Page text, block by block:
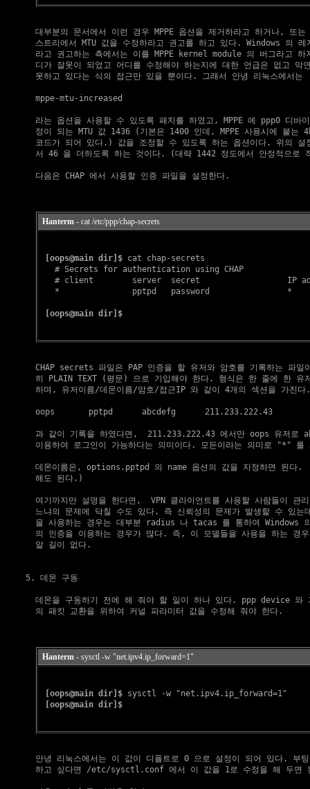
대부분의 문서에서 이런 경우 MPPE 옵션을 제거하라고 하거나, 또
스트리에서 MTU 값을 수정하라고 권고를 하고 있다. Windows 의 레
라고 권고하는 측에서는 이를 MPPE kernel module 의 버그라고 하
디가 잘못이 되었고 어디를 수정해야 하는지에 대한 언급은 없고 막
    못하고 있다는 식의 접근만 있을 뿐이다. 그래서 안녕 리눅스에서는
    mppe-mtu-increased
라는 옵션을 사용할 수 있도록 패치를 하였고, MPPE 에 ppp0 디바
정이 되는 MTU 값 1436 (기본은 1400 인데, MPPE 사용시에 붙는
코드가 되어 있다.) 값을 조정할 수 있도록 하는 옵션이다. 위의 설
서 46 을 더하도록 하는 것이다. (대략 1442 정도에서 안정적으로
    다음은 CHAP 에서 사용할 인증 파일을 설정한다.
Hanterm- cat /etc/ppp/chap-secrets
[oops@main dir]$ cat chap-secrets
   # Secrets for authentication using CHAP
# client        server  secret                  IP
   *               pptpd   password                *
[oops@main dir]$
CHAP secrets 파일은 PAP 인증을 할 유저와 암호를 기록하는 파일
히 PLAIN TEXT (평문) 으로 기입해야 한다. 형식은 한 줄에 한 유
하며, 유저이름/데몬이름/암호/접근IP 와 같이 4개의 섹션을 가진다
    oops       pptpd      abcdefg      211.233.222.43
과 같이 기록을 하였다면,  211.233.222.43 에서만 oops 유저로
이용하여 로그인이 가능하다는 의미이다. 모든이라는 의미로 "*" 를
데몬이름은, options.pptpd 의 name 옵션의 값을 지정하면 된다.
    해도 된다.)
여기까지만 설명을 한다면,  VPN 클라이언트를 사용할 사람들이 관
느냐의 문제에 닥칠 수도 있다. 즉 신뢰성의 문제가 발생할 수 있
을 사용하는 경우는 대부분 radius 나 tacas 를 통하여 Windows
의 인증을 이용하는 경우가 많다. 즉, 이 모델들을 사용을 하는 경
    알 길이 없다.
5. 데몬 구동
데몬을 구동하기 전에 해 줘야 할 일이 하나 있다. ppp device 와
    의 패킷 교환을 위하여 커널 파라미터 값을 수정해 줘야 한다.
Hanterm- sysctl -w "net.ipv4.ip_forward=1"
[oops@main dir]$ sysctl -w "net.ipv4.ip_forward=1"
[oops@main dir]$
안녕 리눅스에서는 이 값이 디폴트로 0 으로 설정이 되어 있다. 부
하고 싶다면 /etc/sysctl.conf 에서 이 값을 1로 수정을 해 두면